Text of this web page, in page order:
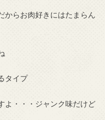
からお肉好きにはたまらん
タイプ
よ・・・ジャンク味だけど